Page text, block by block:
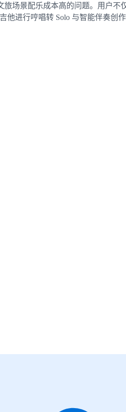
场景配乐成本高的问题。用户不
他进行哼唱转 Solo 与智能伴奏创作